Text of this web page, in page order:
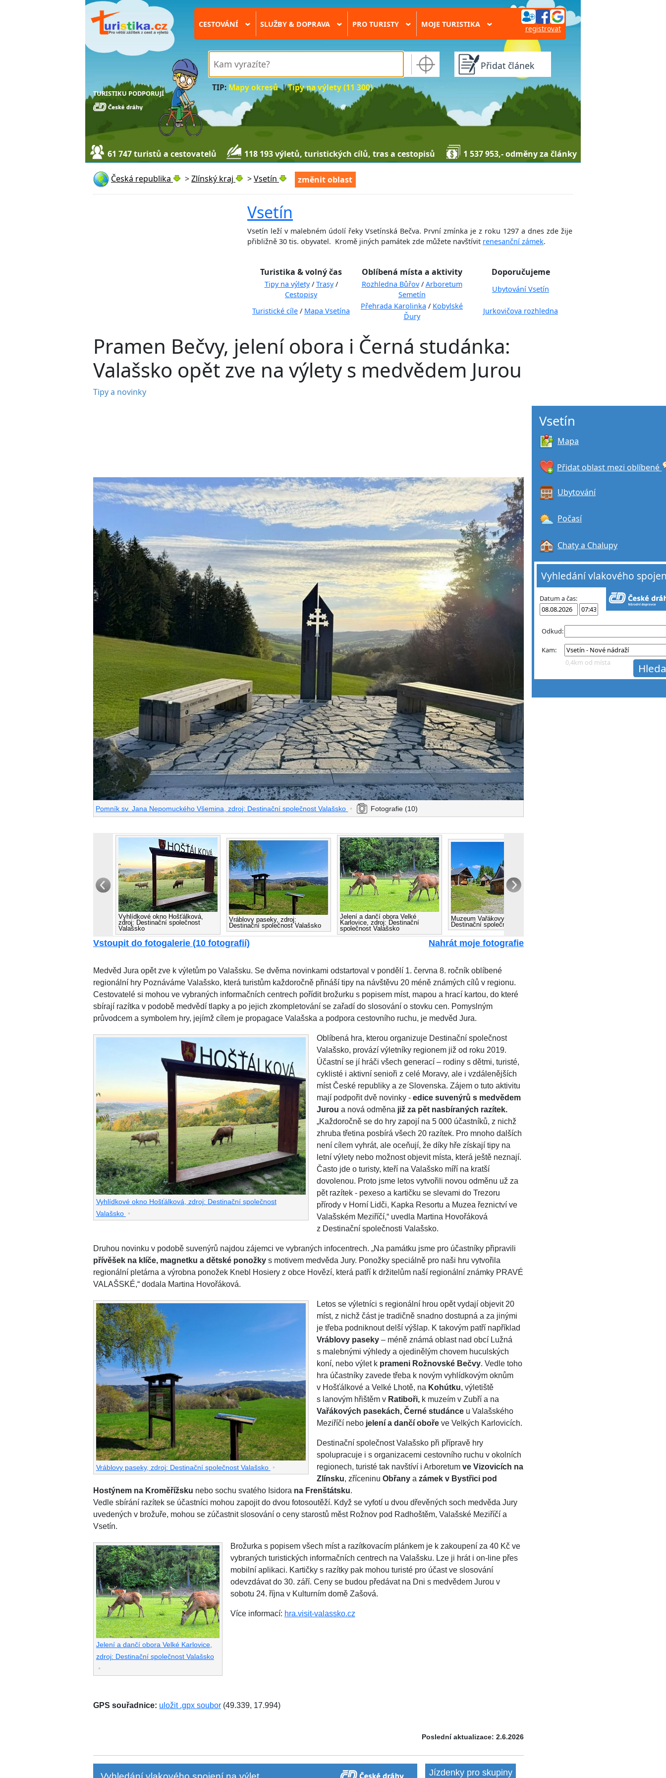
TURISTIKU PODPORUJÍ
CESTOVÁNÍ › SLUŽBY & DOPRAVA › PRO TURISTY › MOJE TURISTIKA › registrovat
TIP: Mapy okresů|Tipy na výlety (11 300)
Přidat článek
61 747 turistů a cestovatelů 118 193 výletů, turistických cílů, tras a cestopisů 1 537 953,- odměny za články
Česká republika >Zlínský kraj >Vsetín změnit oblast
Vsetín
Vsetín leží v malebném údolí řeky Vsetínská Bečva. První zmínka je z roku 1297 a dnes zde žije
přibližně 30 tis. obyvatel. Kromě jiných památek zde můžete navštívit renesanční zámek.
Turistika & volný čas Oblíbená místa a aktivity Doporučujeme
Tipy na výlety/ Trasy/
Cestopisy
Rozhledna Bůřov/ Arboretum
Semetín
Ubytování Vsetín
Turistické cíle / Mapa Vsetína
Přehrada Karolinka / Kobylské
Ďury
Jurkovičova rozhledna
Pramen Bečvy, jelení obora i Černá studánka:
Valašsko opět zve na výlety s medvědem Jurou
Tipy a novinky
Pomník sv. Jana Nepomuckého Všemina, zdroj: Destinační společnost Valašsko • Fotografie (10)
Vyhlídkové okno Hošťálková,
zdroj: Destinační společnost
Valašsko
Vráblovy paseky, zdroj:
Destinační společnost Valašsko
Jelení a dančí obora Velké
Karlovice, zdroj: Destinační
společnost Valašsko
Muzeum Vařákovy paseky, zdroj:
Destinační společnost Valašsko
Nahrát moje fotografie
Vstoupit do fotogalerie (10 fotografií)
Medvěd Jura opět zve k výletům po Valašsku. Se dvěma novinkami odstartoval v pondělí 1. června 8. ročník oblíbené
regionální hry Poznáváme Valašsko, která turistům každoročně přináší tipy na návštěvu 20 méně známých cílů v regionu.
Cestovatelé si mohou ve vybraných informačních centrech pořídit brožurku s popisem míst, mapou a hrací kartou, do které
sbírají razítka v podobě medvědí tlapky a po jejich zkompletování se zařadí do slosování o stovku cen. Pomyslným
průvodcem a symbolem hry, jejímž cílem je propagace Valašska a podpora cestovního ruchu, je medvěd Jura.
Vyhlídkové okno Hošťálková, zdroj: Destinační společnost
Valašsko •
Oblíbená hra, kterou organizuje Destinační společnost
Valašsko, provází výletníky regionem již od roku 2019.
Účastní se jí hráči všech generací – rodiny s dětmi, turisté,
cyklisté i aktivní senioři z celé Moravy, ale i vzdálenějších
míst České republiky a ze Slovenska. Zájem o tuto aktivitu
mají podpořit dvě novinky - edice suvenýrů s medvědem
Jurou a nová odměna již za pět nasbíraných razítek.
„Každoročně se do hry zapojí na 5 000 účastníků, z nichž
zhruba třetina posbírá všech 20 razítek. Pro mnoho dalších
není cílem vyhrát, ale oceňují, že díky hře získají tipy na
letní výlety nebo možnost objevit místa, která ještě neznají.
Často jde o turisty, kteří na Valašsko míří na kratší
dovolenou. Proto jsme letos vytvořili novou odměnu už za
pět razítek - pexeso a kartičku se slevami do Trezoru
přírody v Horní Lidči, Kapka Resortu a Muzea řeznictví ve
Valašském Meziříčí,“ uvedla Martina Hovořáková
z Destinační společnosti Valašsko.
Druhou novinku v podobě suvenýrů najdou zájemci ve vybraných infocentrech. „Na památku jsme pro účastníky připravili
přívěšek na klíče, magnetku a dětské ponožky s motivem medvěda Jury. Ponožky speciálně pro naši hru vytvořila
regionální pletárna a výrobna ponožek Knebl Hosiery z obce Hovězí, která patří k držitelům naší regionální známky PRAVÉ
VALAŠSKÉ,“ dodala Martina Hovořáková.
Vráblovy paseky, zdroj: Destinační společnost Valašsko •
Letos se výletníci s regionální hrou opět vydají objevit 20
míst, z nichž část je tradičně snadno dostupná a za jinými
je třeba podniknout delší výšlap. K takovým patří například
Vráblovy paseky– méně známá oblast nad obcí Lužná
s malebnými výhledy a ojedinělým chovem huculských
koní, nebo výlet k prameni Rožnovské Bečvy. Vedle toho
hra účastníky zavede třeba k novým vyhlídkovým oknům
v Hošťálkové a Velké Lhotě, na Kohútku, výletiště
s lanovým hřištěm v Ratiboři,k muzeím v Zubří a na
Vařákových pasekách, Černé studánceu Valašského
Meziříčí nebo jelení a dančí obořeve Velkých Karlovicích.
Destinační společnost Valašsko při přípravě hry
spolupracuje i s organizacemi cestovního ruchu v okolních
regionech, turisté tak navštíví i Arboretum ve Vizovicích na
Zlínsku, zříceninu Obřanya zámek v Bystřici pod
Hostýnem na Kroměřížsku nebo sochu svatého Isidora na Frenštátsku.
Vedle sbírání razítek se účastníci mohou zapojit do dvou fotosoutěží. Když se vyfotí u dvou dřevěných soch medvěda Jury
uvedených v brožuře, mohou se zúčastnit slosování o ceny starostů měst Rožnov pod Radhoštěm, Valašské Meziříčí a
Vsetín.
Jelení a dančí obora Velké Karlovice,
zdroj: Destinační společnost Valašsko
•
Brožurka s popisem všech míst a razítkovacím plánkem je k zakoupení za 40 Kč ve
vybraných turistických informačních centrech na Valašsku. Lze ji hrát i on-line přes
mobilní aplikaci. Kartičky s razítky pak mohou turisté pro účast ve slosování
odevzdávat do 30. září. Ceny se budou předávat na Dni s medvědem Jurou v
sobotu 24. října v Kulturním domě Zašová.
Více informací: hra.visit-valassko.cz
GPS souřadnice: uložit .gpx soubor (49.339, 17.994)
Poslední aktualizace: 2.6.2026
Jízdenky pro skupiny
Vsetín
Mapa
Přidat oblast mezi oblíbené
Ubytování
Počasí
Chaty a Chalupy
Vyhledání vlakového
Datum a čas:
Odkud:
Kam:
0,4km od místa